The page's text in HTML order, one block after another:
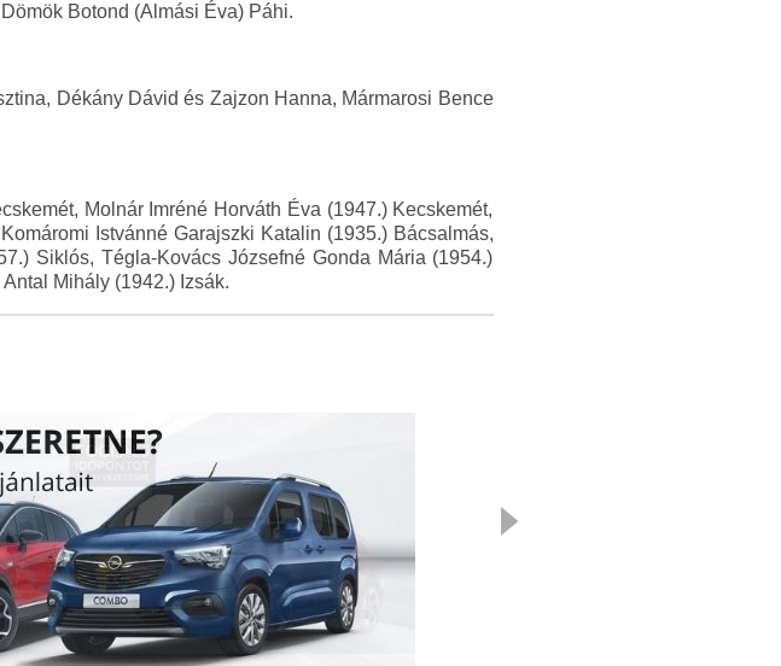
Botond (Almási Éva) Páhi.
Dékány Dávid és Zajzon Hanna, Mármarosi Bence
Molnár Imréné Horváth Éva (1947.) Kecskemét,
Istvánné Garajszki Katalin (1935.) Bácsalmás,
Siklós, Tégla-Kovács Józsefné Gonda Mária (1954.)
Mihály (1942.) Izsák.